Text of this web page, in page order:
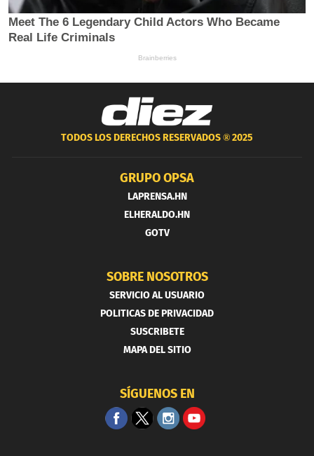
TODOS LOS DERECHOS RESERVADOS ®2025
GRUPO OPSA
LAPRENSA.HN
ELHERALDO.HN
GOTV
SOBRE NOSOTROS
SERVICIO AL USUARIO
POLITICAS DE PRIVACIDAD
SUSCRIBETE
MAPA DEL SITIO
SÍGUENOS EN